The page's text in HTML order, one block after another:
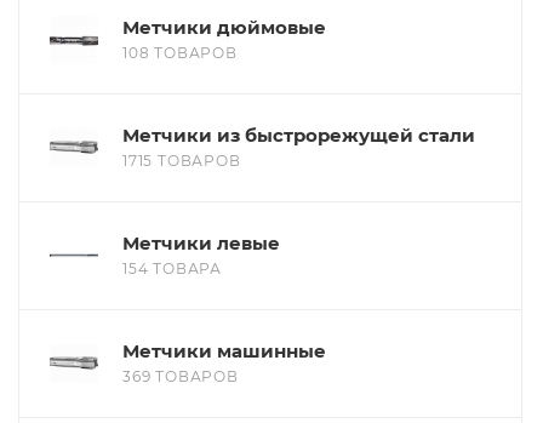
Метчики дюймовые
108 ТОВАРОВ
Метчики из быстрорежущей стали
1715 ТОВАРОВ
Метчики левые
154 ТОВАРА
Метчики машинные
369 ТОВАРОВ